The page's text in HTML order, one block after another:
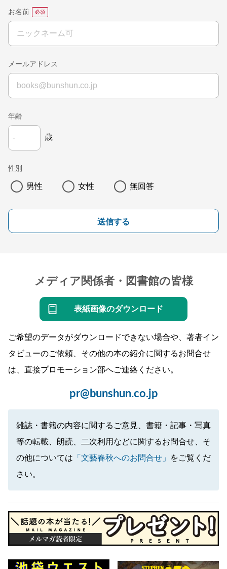
お名前
メールアドレス
年齢
歳
性別
男性 女性 無回答
送信する
メディア関係者・図書館の皆様
表紙画像のダウンロード
ご希望のデータがダウンロードできない場合や、著者イン
タビューのご依頼、その他の本の紹介に関するお問合せ
は、直接プロモーション部へご連絡ください。
pr@bunshun.co.jp
雑誌・書籍の内容に関するご意見、書籍・記事・写真
等の転載、朗読、二次利用などに関するお問合せ、そ
の他については 「文藝春秋へのお問合せ」
をご覧くだ
さい。